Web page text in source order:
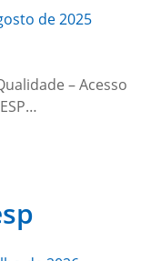
de 2025
– Acesso